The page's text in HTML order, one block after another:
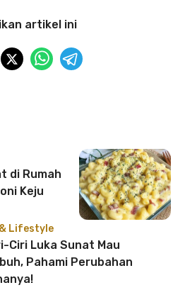
artikel ini
di Rumah
Keju
Lifestyle
Ciri Luka Sunat Mau
Pahami Perubahan